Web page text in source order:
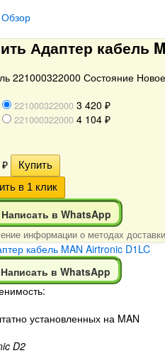
Обзор
Адаптер кабель
221000322000 Состояние
221000322000 3 420 ₽
221000322000 4 104 ₽
₽
Написать в WhatsApp
информации о методах доставки
Написать в WhatsApp
установленных на MAN
D2